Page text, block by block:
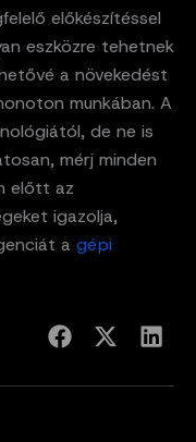
előkészítéssel
eszközre tehetnek
a növekedést
munkában. A
de ne is
mérj minden
előtt az
igazolja,
a gépi